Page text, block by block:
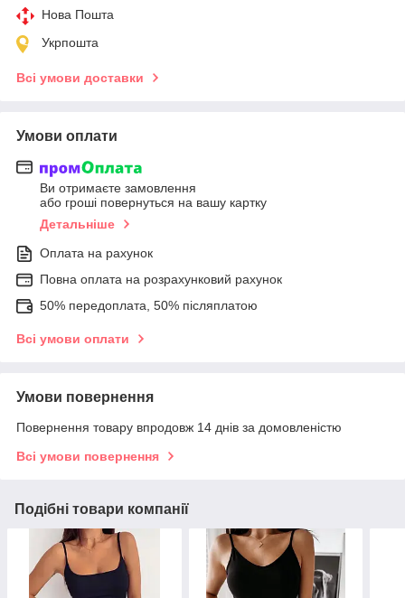
Нова Пошта
Укрпошта
Всі умови доставки
Умови оплати
Ви отримаєте замовлення
або гроші повернуться на вашу картку
Детальніше
Оплата на рахунок
Повна оплата на розрахунковий рахунок
50% передоплата, 50% післяплатою
Всі умови оплати
Умови повернення
Повернення товару впродовж 14 днів за домовленістю
Всі умови повернення
Подібні товари компанії